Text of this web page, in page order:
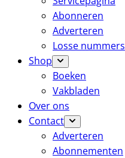
Abonneren
Adverteren
Losse nummers
Shop
Boeken
Vakbladen
Over ons
Contact
Adverteren
Abonnementen